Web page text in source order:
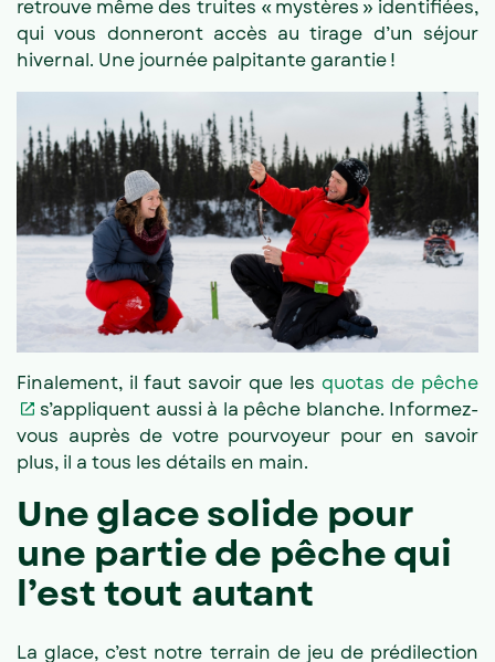
retrouve même des truites « mystères » identifiées,
qui vous donneront accès au tirage d’un séjour
hivernal. Une journée palpitante garantie !
Finalement, il faut savoir que les quotas de pêche
s’appliquent aussi à la pêche blanche. Informez-
vous auprès de votre pourvoyeur pour en savoir
plus, il a tous les détails en main.
Une glace solide pour
une partie de pêche qui
l’est tout autant
La glace, c’est notre terrain de jeu de prédilection